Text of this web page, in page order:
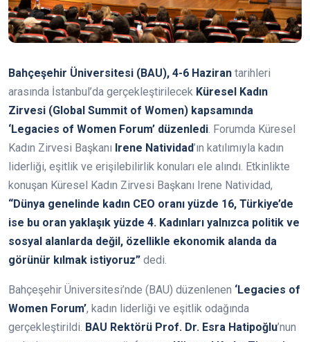
Bahçeşehir Üniversitesi (BAU), 4-6 Haziran tarihleri
arasında İstanbul’da gerçekleştirilecek Küresel Kadın
Zirvesi (Global Summit of Women) kapsamında
‘Legacies of Women Forum’ düzenledi. Forumda Küresel
Kadın Zirvesi Başkanı Irene Natividad’ın katılımıyla kadın
liderliği, eşitlik ve erişilebilirlik konuları ele alındı. Etkinlikte
konuşan Küresel Kadın Zirvesi Başkanı Irene Natividad,
“Dünya genelinde kadın CEO oranı yüzde 16, Türkiye’de
ise bu oran yaklaşık yüzde 4. Kadınları yalnızca politik ve
sosyal alanlarda değil, özellikle ekonomik alanda da
görünür kılmak istiyoruz” dedi.
Bahçeşehir Üniversitesi’nde (BAU) düzenlenen ‘Legacies of
Women Forum’, kadın liderliği ve eşitlik odağında
gerçekleştirildi. BAU Rektörü Prof. Dr. Esra Hatipoğlu’nun